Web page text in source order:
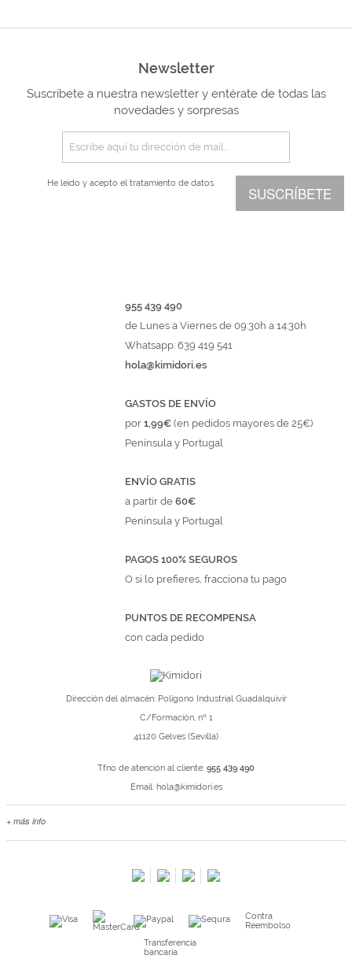
Newsletter
Suscríbete a nuestra newsletter y entérate de todas las
novedades y sorpresas
SUSCRÍBETE
He leído y acepto el tratamiento de datos.
955 439 490
de Lunes a Viernes de 09:30h a 14:30h
Whatsapp: 639 419 541
hola@kimidori.es
GASTOS DE ENVÍO
por1,99€(en pedidos mayores de 25€)
Península y Portugal
ENVÍO GRATIS
a partir de60€
Península y Portugal
PAGOS 100% SEGUROS
O si lo prefieres, fracciona tu pago
PUNTOS DE RECOMPENSA
con cada pedido
Dirección del almacén: Polígono Industrial Guadalquivir
C/Formación, nº 1
41120 Gelves (Sevilla)
Tfno de atención al cliente: 955 439 490
Email: hola@kimidori.es
+ más info
Kimidori PRINT, nuestro servicio de impresión de fotos
Contra
Reembolso
Transferencia
bancaria